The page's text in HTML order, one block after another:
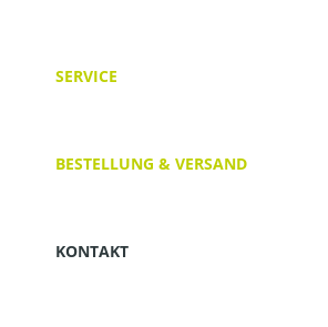
SERVICE
BESTELLUNG & VERSAND
KONTAKT